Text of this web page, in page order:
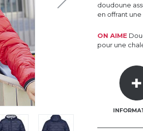
doudoune
en offrant
ON AIME
pour une